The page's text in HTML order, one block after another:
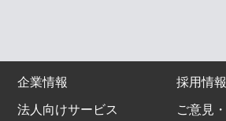
企業情報
採用情報
法人向けサービス
ご意見